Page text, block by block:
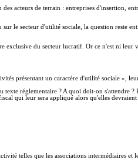
acteurs de terrain : entreprises d'insertion,
le secteur d'utilité sociale, la question reste
exclusive du secteur lucratif. Or ce n'est ni
présentant un caractère d'utilité sociale »,
réglementaire ? A quoi doit-on s'attendre ?
qui leur sera appliqué alors qu'elles
telles que les associations intermédiaires et